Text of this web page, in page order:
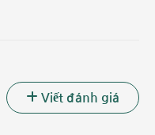
Viết đánh giá